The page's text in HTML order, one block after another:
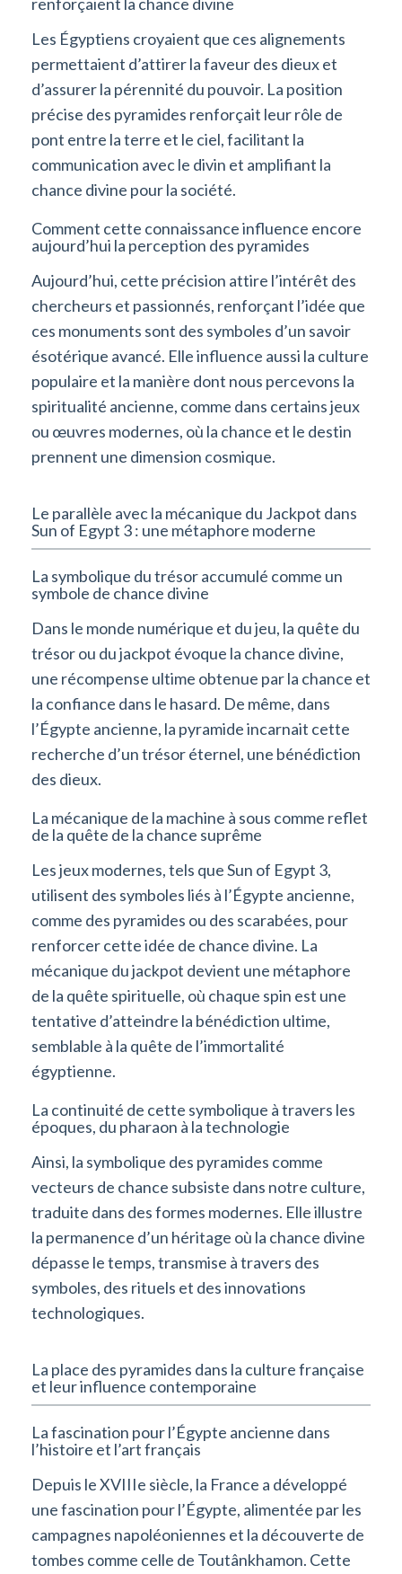
Les Égyptiens croyaient que ces alignements
permettaient d’attirer la faveur des dieux et
d’assurer la pérennité du pouvoir. La position
précise des pyramides renforçait leur rôle de
pont entre la terre et le ciel, facilitant la
communication avec le divin et amplifiant la
chance divine pour la société.
Comment cette connaissance influence encore
aujourd’hui la perception des pyramides
Aujourd’hui, cette précision attire l’intérêt des
chercheurs et passionnés, renforçant l’idée que
ces monuments sont des symboles d’un savoir
ésotérique avancé. Elle influence aussi la culture
populaire et la manière dont nous percevons la
spiritualité ancienne, comme dans certains jeux
ou œuvres modernes, où la chance et le destin
prennent une dimension cosmique.
Le parallèle avec la mécanique du Jackpot dans
Sun of Egypt 3 : une métaphore moderne
La symbolique du trésor accumulé comme un
symbole de chance divine
Dans le monde numérique et du jeu, la quête du
trésor ou du jackpot évoque la chance divine,
une récompense ultime obtenue par la chance et
la confiance dans le hasard. De même, dans
l’Égypte ancienne, la pyramide incarnait cette
recherche d’un trésor éternel, une bénédiction
des dieux.
La mécanique de la machine à sous comme reflet
de la quête de la chance suprême
Les jeux modernes, tels que Sun of Egypt 3,
utilisent des symboles liés à l’Égypte ancienne,
comme des pyramides ou des scarabées, pour
renforcer cette idée de chance divine. La
mécanique du jackpot devient une métaphore
de la quête spirituelle, où chaque spin est une
tentative d’atteindre la bénédiction ultime,
semblable à la quête de l’immortalité
égyptienne.
La continuité de cette symbolique à travers les
époques, du pharaon à la technologie
Ainsi, la symbolique des pyramides comme
vecteurs de chance subsiste dans notre culture,
traduite dans des formes modernes. Elle illustre
la permanence d’un héritage où la chance divine
dépasse le temps, transmise à travers des
symboles, des rituels et des innovations
technologiques.
La place des pyramides dans la culture française
et leur influence contemporaine
La fascination pour l’Égypte ancienne dans
l’histoire et l’art français
Depuis le XVIIIe siècle, la France a développé
une fascination pour l’Égypte, alimentée par les
campagnes napoléoniennes et la découverte de
tombes comme celle de Toutânkhamon. Cette